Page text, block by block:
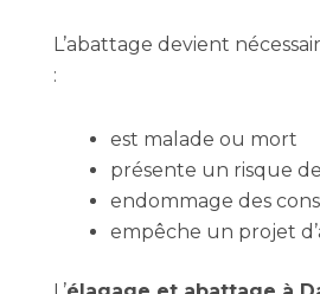
L’abattage devient
:
est malade ou mort
présente un risque
endommage des
empêche un projet